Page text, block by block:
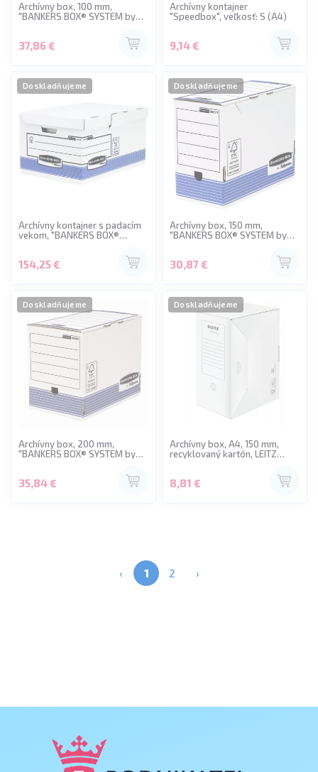
Archívny box, 100 mm,
"BANKERS BOX® SYSTEM by
37,86 €
Archívny kontajner
"Speedbox", veľkosť: S (A4)
9,14 €
Doskladňujeme
Archívny kontajner s padacím
vekom, "BANKERS BOX®
154,25 €
Doskladňujeme
Archívny box, 150 mm,
"BANKERS BOX® SYSTEM by
30,87 €
Doskladňujeme
Archívny box, 200 mm,
"BANKERS BOX® SYSTEM by
35,84 €
Doskladňujeme
Archívny box, A4, 150 mm,
recyklovaný kartón, LEITZ
8,81 €
‹ 1 2 ›